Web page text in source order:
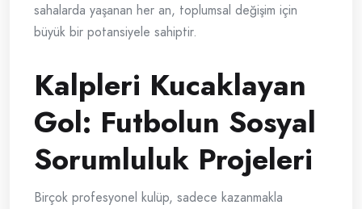
sahalarda yaşanan her an, toplumsal değişim için
büyük bir potansiyele sahiptir.
Kalpleri Kucaklayan
Gol: Futbolun Sosyal
Sorumluluk Projeleri
Birçok profesyonel kulüp, sadece kazanmakla